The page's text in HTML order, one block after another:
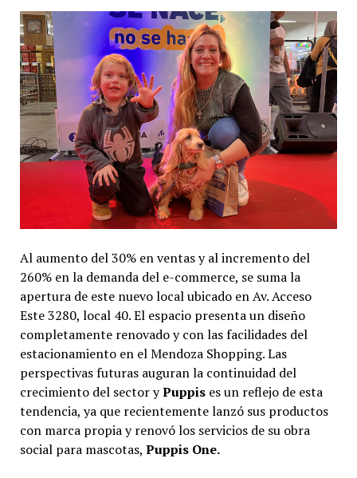
Al aumento del 30% en ventas y al incremento del
260% en la demanda del e-commerce, se suma la
apertura de este nuevo local ubicado en Av. Acceso
Este 3280, local 40. El espacio presenta un diseño
completamente renovado y con las facilidades del
estacionamiento en el Mendoza Shopping. Las
perspectivas futuras auguran la continuidad del
crecimiento del sector yPuppises un reflejo de esta
tendencia, ya que recientemente lanzó sus productos
con marca propia y renovó los servicios de su obra
social para mascotas, Puppis One.